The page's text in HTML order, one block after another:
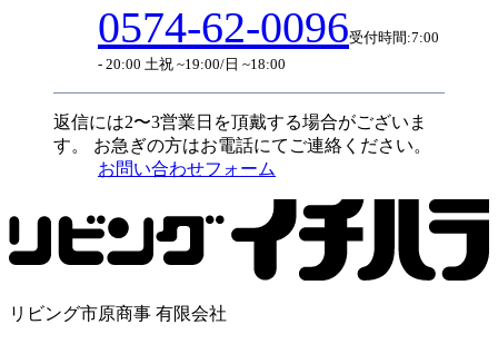
0574-62-0096受付時間:7:00
- 20:00 土祝 ~19:00/日 ~18:00
返信には2〜3営業日を頂戴する場合がございま
す。
お急ぎの方はお電話にてご連絡ください。
お問い合わせフォーム
リビング市原商事 有限会社